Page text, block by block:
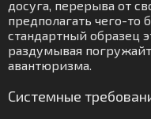
досуга, перерыва от
предполагать чего-
стандартный образец
раздумывая
авантюризма.
Системные